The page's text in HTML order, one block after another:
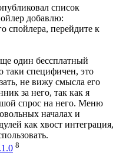
список
добавлю:
спойлера, перейдите к
один бессплатный
таки специфичен, это
не вижу смысла его
за него, так как я
спрос на него. Меню
началах и
как хвост интеграция,
8